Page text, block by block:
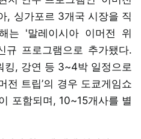
, 싱가포르 3개국 시장을 직
는 '말레이시아 이머전 위
프로그램으로 추가됐다.
킹, 강연 등 3~4박 일정으로
전 트립’의 경우 도쿄게임쇼
포함되며, 10~15개사를 별